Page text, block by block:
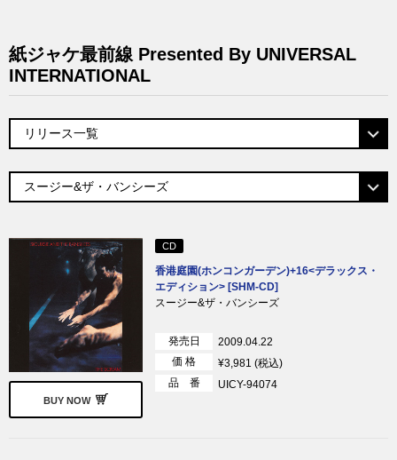
紙ジャケ最前線 Presented By UNIVERSAL
INTERNATIONAL
BUY NOW
CD
香港庭園(ホンコンガーデン)+16<デラックス・
エディション> [SHM-CD]
スージー&ザ・バンシーズ
発売日
2009.04.22
価 格
¥3,981 (税込)
品 番
UICY-94074